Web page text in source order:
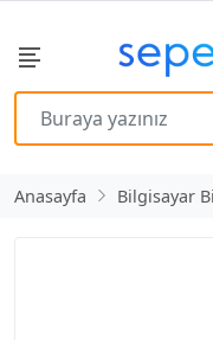
Anasayfa Bilgisayar